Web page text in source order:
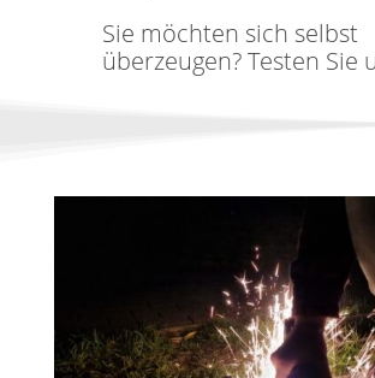
Sie möchten sich selbst
überzeugen? Testen Sie